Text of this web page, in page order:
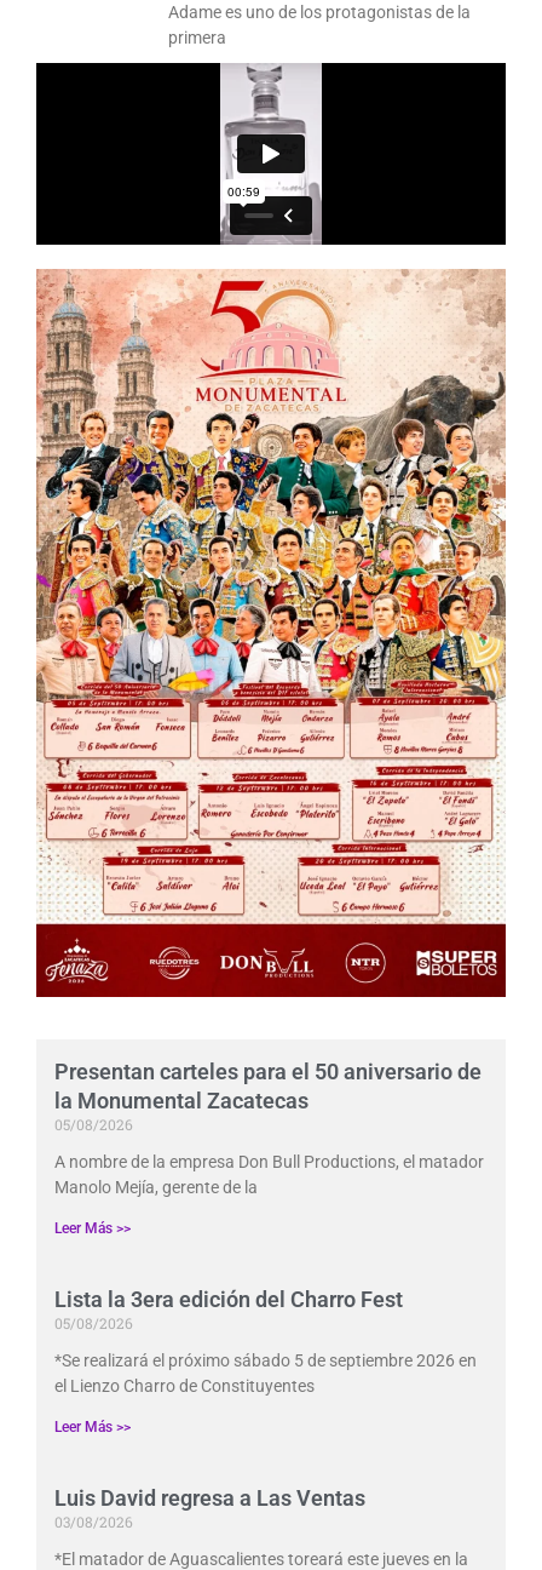
Presentan carteles para el 50 aniversario de
la Monumental Zacatecas
05/08/2026
A nombre de la empresa Don Bull Productions, el matador
Manolo Mejía, gerente de la
Leer Más >>
Lista la 3era edición del Charro Fest
05/08/2026
*Se realizará el próximo sábado 5 de septiembre 2026 en
el Lienzo Charro de Constituyentes
Leer Más >>
Luis David regresa a Las Ventas
03/08/2026
*El matador de Aguascalientes toreará este jueves en la
Adame es uno de los protagonistas de la
primera